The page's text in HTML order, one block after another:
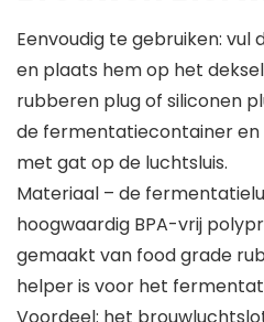
Eenvoudig te gebruiken:
en plaats hem op het
rubberen plug of siliconen
de fermentatiecontainer en
met gat op de luchtsluis.
Materiaal – de
hoogwaardig BPA-vrij
gemaakt van food grade
helper is voor het